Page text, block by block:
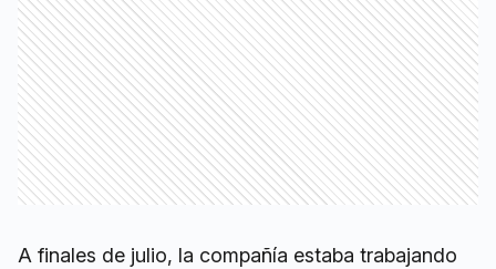
A finales de julio, la compañía estaba trabajando